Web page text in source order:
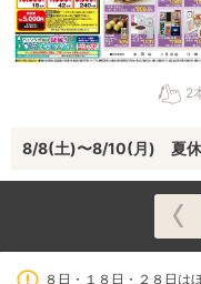
2
8/8(土)〜8/10(月) 夏休
８日・１８日・２８日